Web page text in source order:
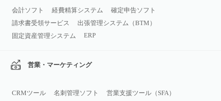
会計ソフト 経費精算システム
確定申告ソフト
請求書受領サービス
出張管理システム（BTM）
固定資産管理システム
ERP
営業・マーケティング
CRMツール 名刺管理ソフト
営業支援ツール（SFA）